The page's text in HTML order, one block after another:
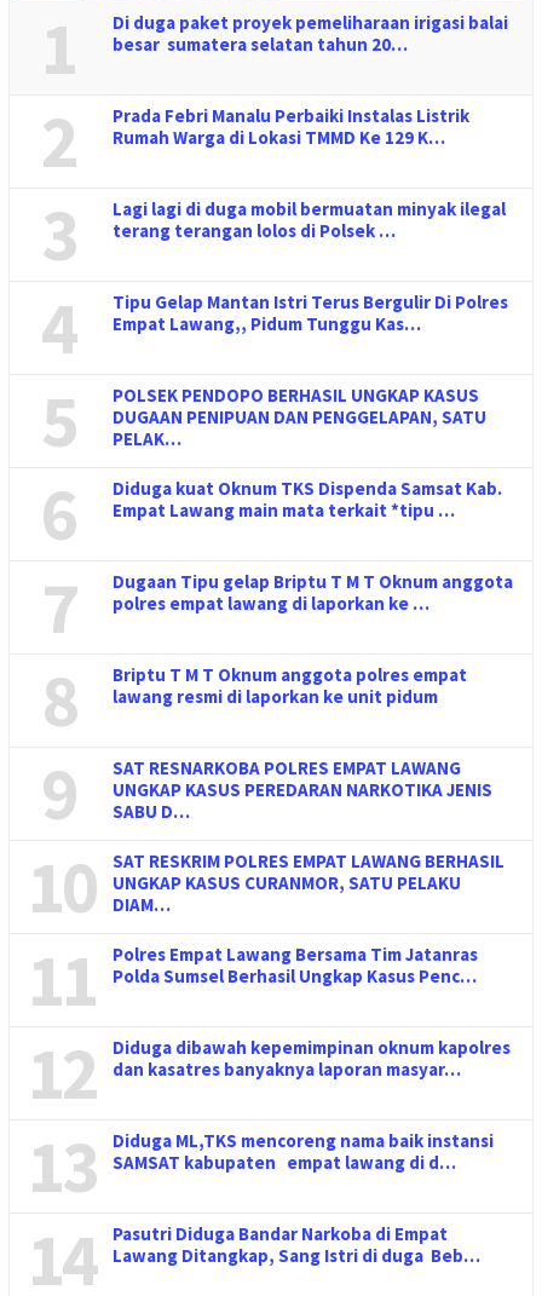
1
Di duga paket proyek pemeliharaan irigasi balai
besar sumatera selatan tahun 20…
2
Prada Febri Manalu Perbaiki Instalas Listrik
Rumah Warga di Lokasi TMMD Ke 129 K…
3
Lagi lagi di duga mobil bermuatan minyak ilegal
terang terangan lolos di Polsek …
4
Tipu Gelap Mantan Istri Terus Bergulir Di Polres
Empat Lawang,, Pidum Tunggu Kas…
5
POLSEK PENDOPO BERHASIL UNGKAP KASUS
DUGAAN PENIPUAN DAN PENGGELAPAN, SATU
PELAK…
6
Diduga kuat Oknum TKS Dispenda Samsat Kab.
Empat Lawang main mata terkait *tipu …
7
Dugaan Tipu gelap Briptu T M T Oknum anggota
polres empat lawang di laporkan ke …
8
Briptu T M T Oknum anggota polres empat
lawang resmi di laporkan ke unit pidum
9
SAT RESNARKOBA POLRES EMPAT LAWANG
UNGKAP KASUS PEREDARAN NARKOTIKA JENIS
SABU D…
10
SAT RESKRIM POLRES EMPAT LAWANG BERHASIL
UNGKAP KASUS CURANMOR, SATU PELAKU
DIAM…
11
Polres Empat Lawang Bersama Tim Jatanras
Polda Sumsel Berhasil Ungkap Kasus Penc…
12
Diduga dibawah kepemimpinan oknum kapolres
dan kasatres banyaknya laporan masyar…
13
Diduga ML,TKS mencoreng nama baik instansi
SAMSAT kabupaten empat lawang di d…
14
Pasutri Diduga Bandar Narkoba di Empat
Lawang Ditangkap, Sang Istri di duga Beb…